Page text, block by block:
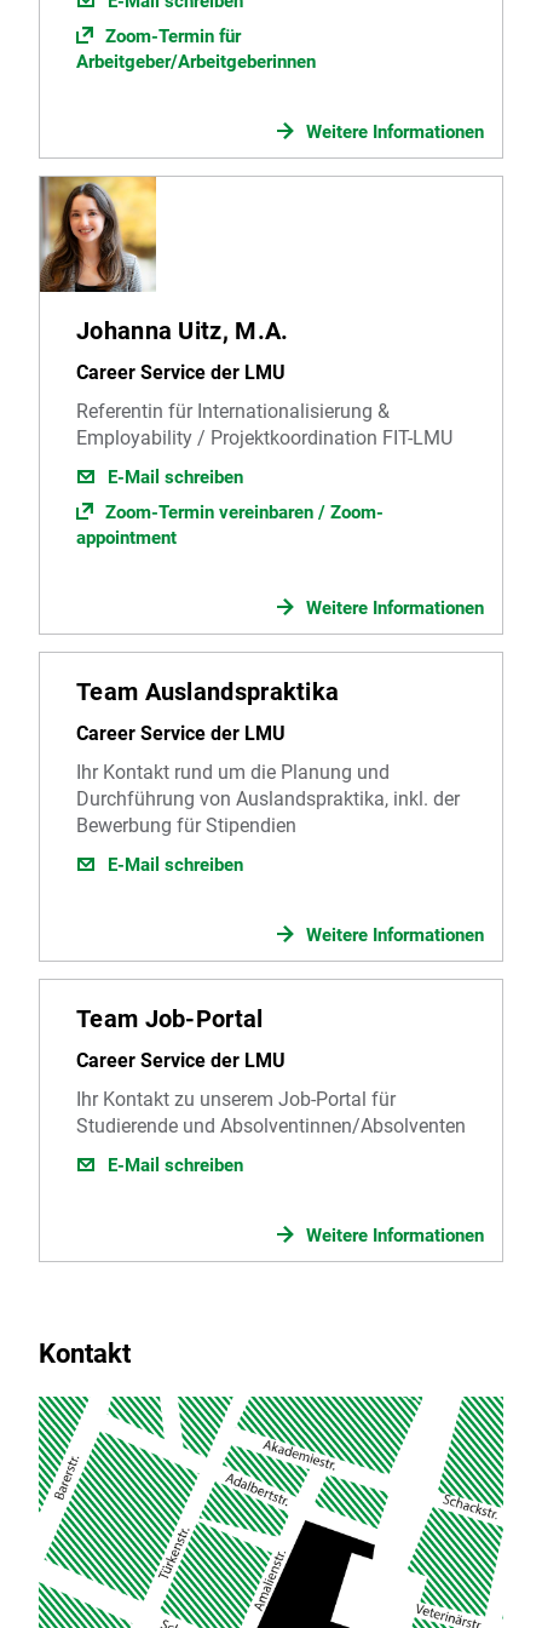
Zoom-Termin für
Arbeitgeber/Arbeitgeberinnen
Weitere Informationen
Johanna Uitz, M.A.
Career Service der LMU
Referentin für Internationalisierung &
Employability / Projektkoordination FIT-LMU
E-Mail schreiben
Zoom-Termin vereinbaren / Zoom-
appointment
Weitere Informationen
Team Auslandspraktika
Career Service der LMU
Ihr Kontakt rund um die Planung und
Durchführung von Auslandspraktika, inkl. der
Bewerbung für Stipendien
E-Mail schreiben
Weitere Informationen
Team Job-Portal
Career Service der LMU
Ihr Kontakt zu unserem Job-Portal für
Studierende und Absolventinnen/Absolventen
E-Mail schreiben
Weitere Informationen
Kontakt